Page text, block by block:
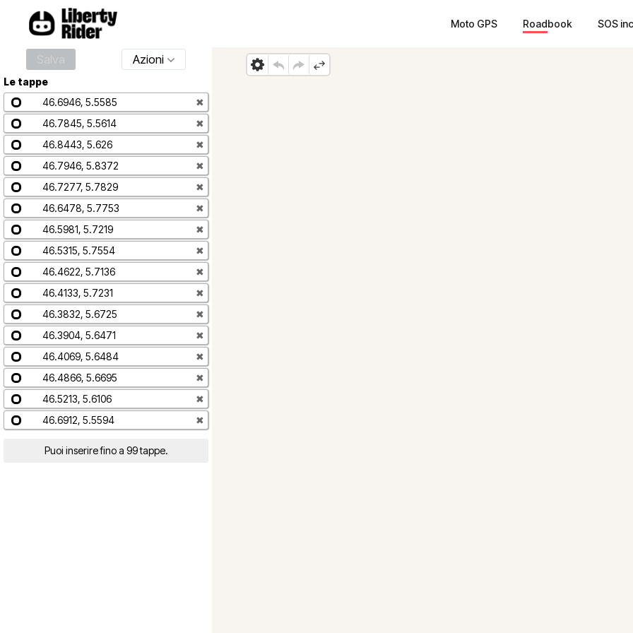
Moto GPS Roadbook SOS
Azioni
Le tappe
46.6946, 5.5585
✖
46.7845, 5.5614
✖
46.8443, 5.626
✖
46.7946, 5.8372
✖
46.7277, 5.7829
✖
46.6478, 5.7753
✖
46.5981, 5.7219
✖
46.5315, 5.7554
✖
46.4622, 5.7136
✖
46.4133, 5.7231
✖
46.3832, 5.6725
✖
46.3904, 5.6471
✖
46.4069, 5.6484
✖
46.4866, 5.6695
✖
46.5213, 5.6106
✖
46.6912, 5.5594
✖
Puoi inserire fino a 99 tappe.